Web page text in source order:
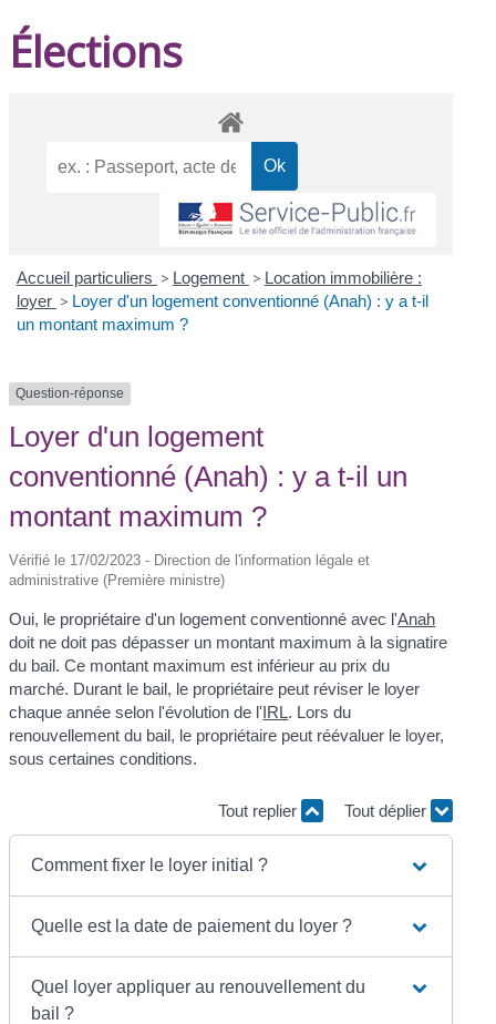
Élections
Accueil particuliers > Logement > Location immobilière :
loyer > Loyer d'un logement conventionné (Anah) : y a t-il
un montant maximum ?
Question-réponse
Loyer d'un logement
conventionné (Anah) : y a t-il un
montant maximum ?
Vérifié le 17/02/2023 - Direction de l'information légale et
administrative (Première ministre)
Oui, le propriétaire d'un logement conventionné avec l'Anah
doit ne doit pas dépasser un montant maximum à la signatire
du bail. Ce montant maximum est inférieur au prix du
marché. Durant le bail, le propriétaire peut réviser le loyer
chaque année selon l'évolution de l'IRL. Lors du
renouvellement du bail, le propriétaire peut réévaluer le loyer,
sous certaines conditions.
Tout replier Tout déplier
Comment fixer le loyer initial ?
Quelle est la date de paiement du loyer ?
Quel loyer appliquer au renouvellement du
bail ?